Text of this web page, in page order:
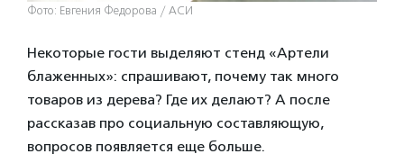
Фото: Евгения Федорова / АСИ
Некоторые гости выделяют стенд «Артели
блаженных»: спрашивают, почему так много
товаров из дерева? Где их делают? А после
рассказав про социальную составляющую,
вопросов появляется еще больше.